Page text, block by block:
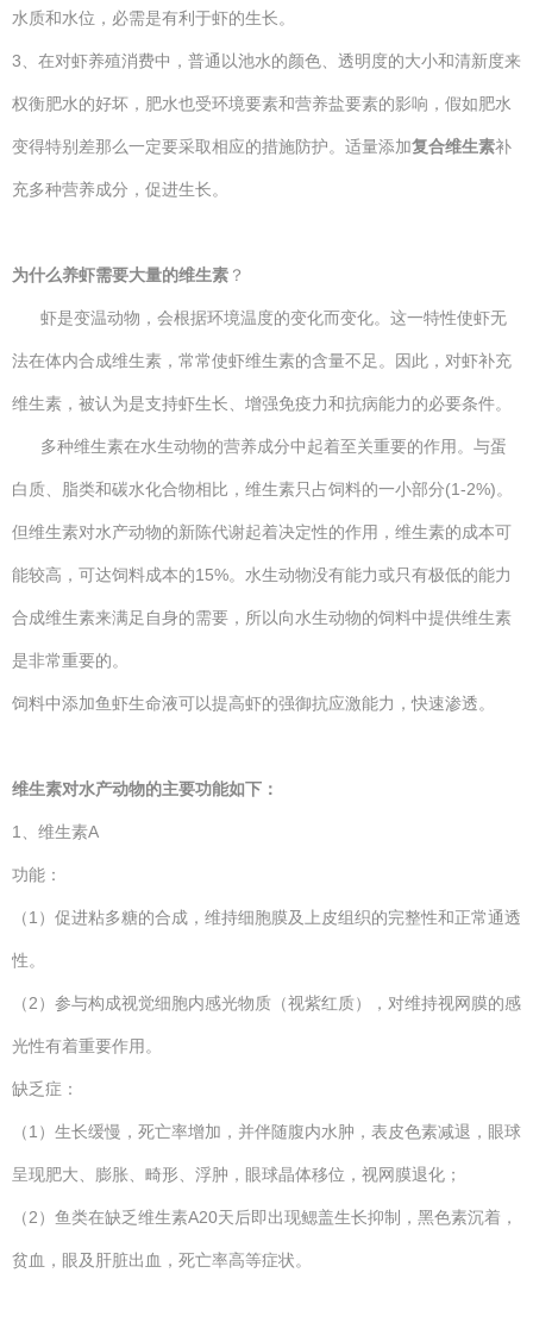
水质和水位，必需是有利于虾的生长。
3、在对虾养殖消费中，普通以池水的颜色、透明度的大小和清新度来
权衡肥水的好坏，肥水也受环境要素和营养盐要素的影响，假如肥水
变得特别差那么一定要采取相应的措施防护。适量添加复合维生素补
充多种营养成分，促进生长。
为什么养虾需要大量的维生素 ？
虾是变温动物，会根据环境温度的变化而变化。这一特性使虾无
法在体内合成维生素，常常使虾维生素的含量不足。因此，对虾补充
维生素，被认为是支持虾生长、增强免疫力和抗病能力的必要条件。
多种维生素在水生动物的营养成分中起着至关重要的作用。与蛋
白质、脂类和碳水化合物相比，维生素只占饲料的一小部分(1-2%)。
但维生素对水产动物的新陈代谢起着决定性的作用，维生素的成本可
能较高，可达饲料成本的15%。水生动物没有能力或只有极低的能力
合成维生素来满足自身的需要，所以向水生动物的饲料中提供维生素
是非常重要的。
饲料中添加鱼虾生命液可以提高虾的强御抗应激能力，快速渗透。
维生素对水产动物的主要功能如下：
1、维生素A
功能：
（1）促进粘多糖的合成，维持细胞膜及上皮组织的完整性和正常通透
性。
（2）参与构成视觉细胞内感光物质（视紫红质），对维持视网膜的感
光性有着重要作用。
缺乏症：
（1）生长缓慢，死亡率增加，并伴随腹内水肿，表皮色素减退，眼球
呈现肥大、膨胀、畸形、浮肿，眼球晶体移位，视网膜退化；
（2）鱼类在缺乏维生素A20天后即出现鳃盖生长抑制，黑色素沉着，
贫血，眼及肝脏出血，死亡率高等症状。